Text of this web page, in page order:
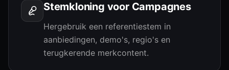
Stemkloning voor Campagnes
Hergebruik een referentiestem in
aanbiedingen, demo's, regio's en
terugkerende merkcontent.